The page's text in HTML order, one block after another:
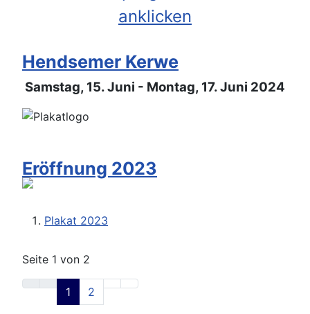
anklicken
Hendsemer Kerwe
Samstag, 15. Juni - Montag, 17. Juni 2024
Eröffnung 2023
Plakat 2023
Seite 1 von 2
1 2